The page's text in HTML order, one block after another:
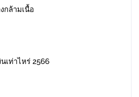
กล้ามเนื้อ
เท่าไหร่ 2566